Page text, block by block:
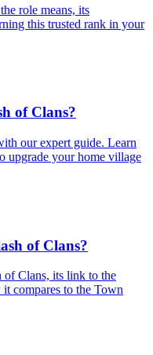
role means, its
this trusted rank in your
of Clans?
our expert guide. Learn
upgrade your home village
of Clans?
Clans, its link to the
compares to the Town